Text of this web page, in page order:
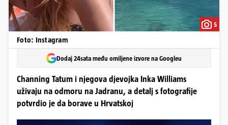
5
Foto: Instagram
Dodaj 24sata među omiljene izvore na Googleu
Channing Tatum i njegova djevojka Inka Williams
uživaju na odmoru na Jadranu, a detalj s fotografije
potvrdio je da borave u Hrvatskoj